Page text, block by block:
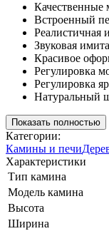
Качественные
Встроенный
Реалистичная
Звуковая
Красивое
Регулировка
Регулировка
Натуральный
Показать полностью
Категории:
Камины и печи
Характеристики
Тип камина
Модель камина
Высота
Ширина